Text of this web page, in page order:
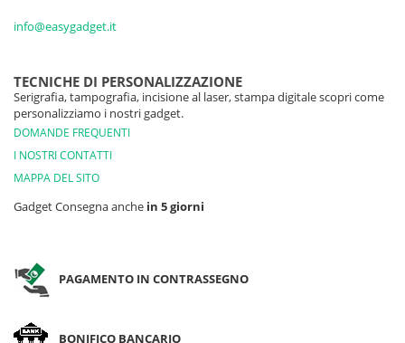
info@easygadget.it
TECNICHE DI PERSONALIZZAZIONE
Serigrafia, tampografia, incisione al laser, stampa digitale scopri come
personalizziamo i nostri gadget.
DOMANDE FREQUENTI
I NOSTRI CONTATTI
MAPPA DEL SITO
Gadget Consegna anche in 5 giorni
PAGAMENTO IN CONTRASSEGNO
BONIFICO BANCARIO